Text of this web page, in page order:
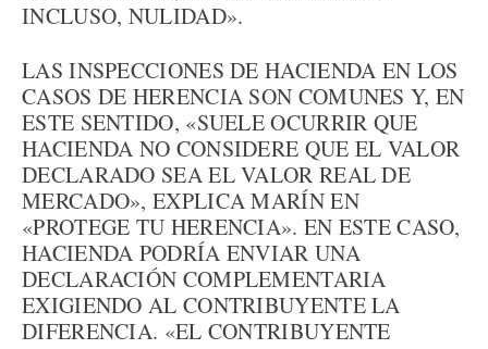
INCLUSO, NULIDAD».
LAS INSPECCIONES DE HACIENDA EN LOS
CASOS DE HERENCIA SON COMUNES Y, EN
ESTE SENTIDO, «SUELE OCURRIR QUE
HACIENDA NO CONSIDERE QUE EL VALOR
DECLARADO SEA EL VALOR REAL DE
MERCADO», EXPLICA MARÍN EN
«PROTEGE TU HERENCIA». EN ESTE CASO,
HACIENDA PODRÍA ENVIAR UNA
DECLARACIÓN COMPLEMENTARIA
EXIGIENDO AL CONTRIBUYENTE LA
DIFERENCIA. «EL CONTRIBUYENTE